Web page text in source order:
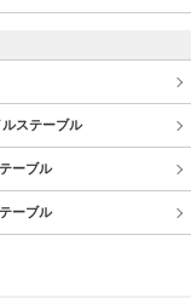
ステーブル
ーブル
ーブル